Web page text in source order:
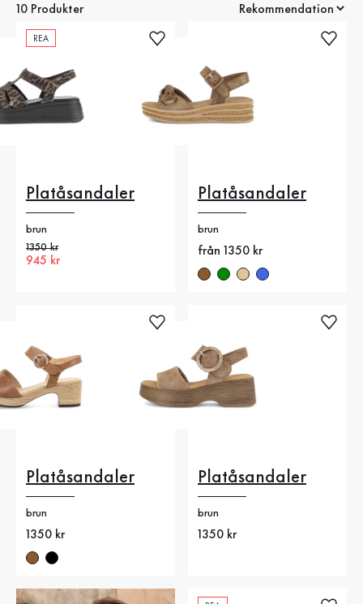
10 Produkter
REA
Platåsandaler
brun
Gammalt pris
1350 kr
Nytt pris
945 kr
Platåsandaler
brun
Nytt pris
från 1350 kr
Platåsandaler
brun
Nytt pris
1350 kr
Platåsandaler
brun
Nytt pris
1350 kr